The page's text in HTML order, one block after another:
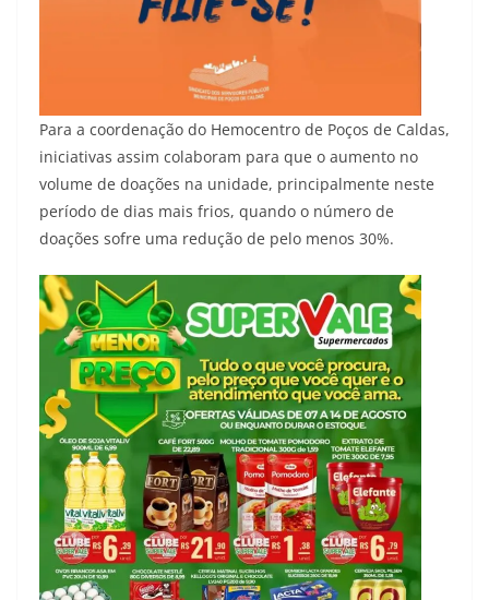
Para a coordenação do Hemocentro de Poços de Caldas,
iniciativas assim colaboram para que o aumento no
volume de doações na unidade, principalmente neste
período de dias mais frios, quando o número de
doações sofre uma redução de pelo menos 30%.